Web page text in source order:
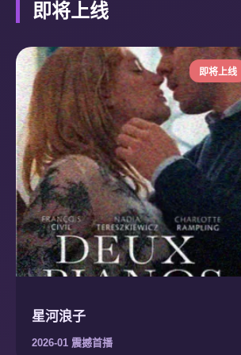
即将上线
即将上线
星河浪子
2026-01 震撼首播